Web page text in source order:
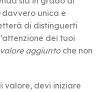
davvero unica e
di distinguerti
dei tuoi
valore aggiuntoche non
valore, devi iniziare